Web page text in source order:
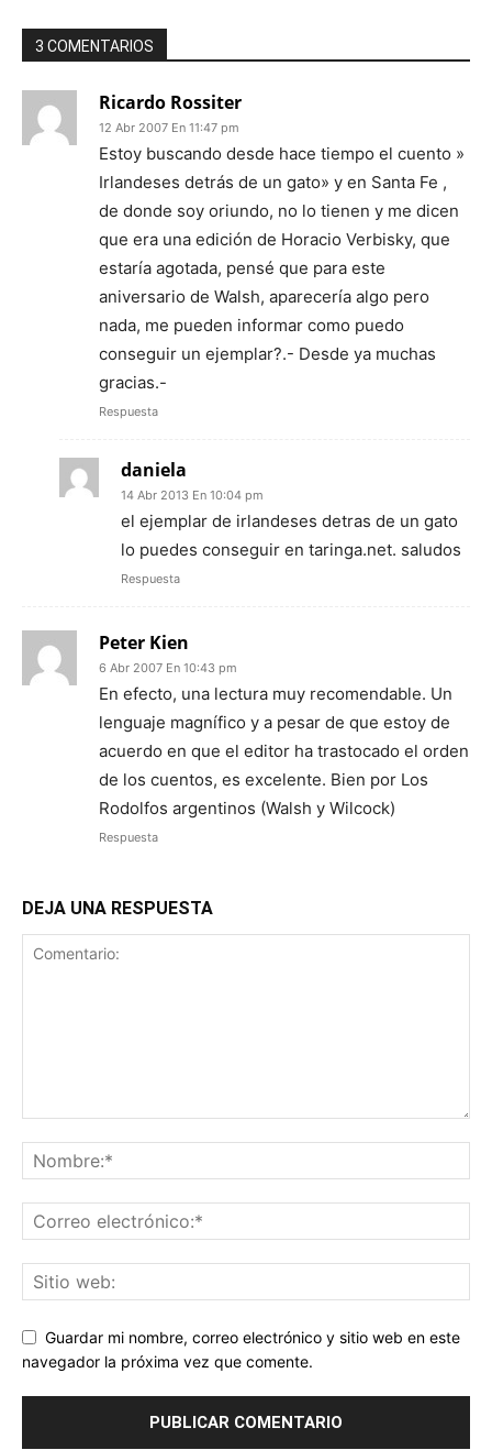
3 COMENTARIOS
Ricardo Rossiter
12 Abr 2007 En 11:47 pm
Estoy buscando desde hace tiempo el cuento »
Irlandeses detrás de un gato» y en Santa Fe ,
de donde soy oriundo, no lo tienen y me dicen
que era una edición de Horacio Verbisky, que
estaría agotada, pensé que para este
aniversario de Walsh, aparecería algo pero
nada, me pueden informar como puedo
conseguir un ejemplar?.- Desde ya muchas
gracias.-
Respuesta
daniela
14 Abr 2013 En 10:04 pm
el ejemplar de irlandeses detras de un gato
lo puedes conseguir en taringa.net. saludos
Respuesta
Peter Kien
6 Abr 2007 En 10:43 pm
En efecto, una lectura muy recomendable. Un
lenguaje magnífico y a pesar de que estoy de
acuerdo en que el editor ha trastocado el orden
de los cuentos, es excelente. Bien por Los
Rodolfos argentinos (Walsh y Wilcock)
Respuesta
DEJA UNA RESPUESTA
Guardar mi nombre, correo electrónico y sitio web en este
navegador la próxima vez que comente.